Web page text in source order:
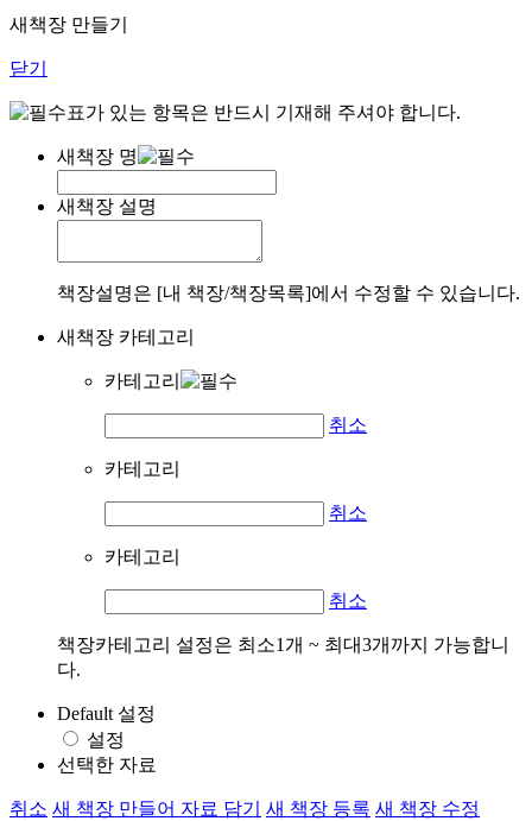
새책장 만들기
닫기
표가 있는 항목은 반드시 기재해 주셔야 합니다.
새책장 명
새책장 설명
책장설명은 [내 책장/책장목록]에서 수정할 수 있습니다.
새책장 카테고리
카테고리
취소
카테고리
취소
카테고리
취소
책장카테고리 설정은 최소1개 ~ 최대3개까지 가능합니
다.
Default 설정
설정
선택한 자료
취소 새 책장 만들어 자료 담기 새 책장 등록 새 책장 수정